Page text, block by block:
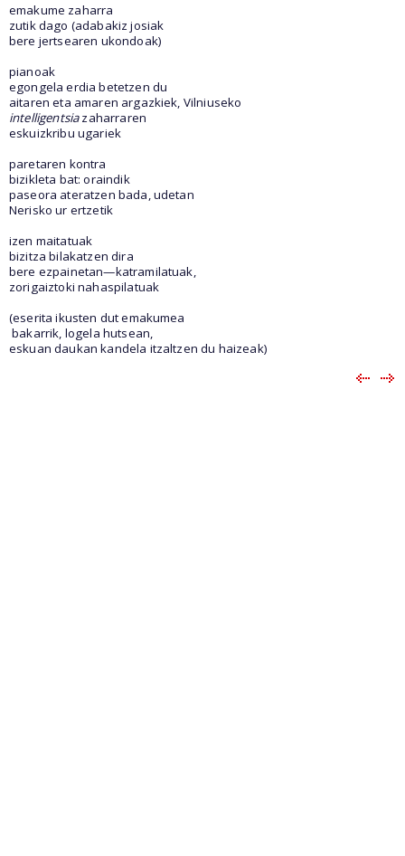
emakume zaharra
zutik dago (adabakiz josiak
bere jertsearen ukondoak)
pianoak
egongela erdia betetzen du
aitaren eta amaren argazkiek, Vilniuseko
intelligentsiazaharraren
eskuizkribu ugariek
paretaren kontra
bizikleta bat: oraindik
paseora ateratzen bada, udetan
Nerisko ur ertzetik
izen maitatuak
bizitza bilakatzen dira
bere ezpainetan—katramilatuak,
zorigaiztoki nahaspilatuak
(eserita ikusten dut emakumea
bakarrik, logela hutsean,
eskuan daukan kandela itzaltzen du haizeak)